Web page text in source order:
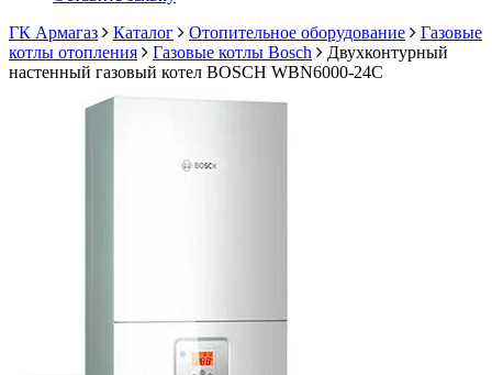
ГК Армагаз
Каталог Отопительное оборудование
Газовые
котлы отопления
Газовые котлы Bosch
Двухконтурный
настенный газовый котел BOSCH WBN6000-24C